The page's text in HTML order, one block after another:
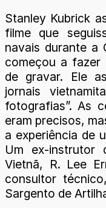
Stanley Kubrick
filme que
navais durante a
começou a fazer
de gravar. Ele
jornais
fotografias”. As
eram precisos,
a experiência de
Um ex-instrutor
Vietnã, R. Lee
consultor
Sargento de